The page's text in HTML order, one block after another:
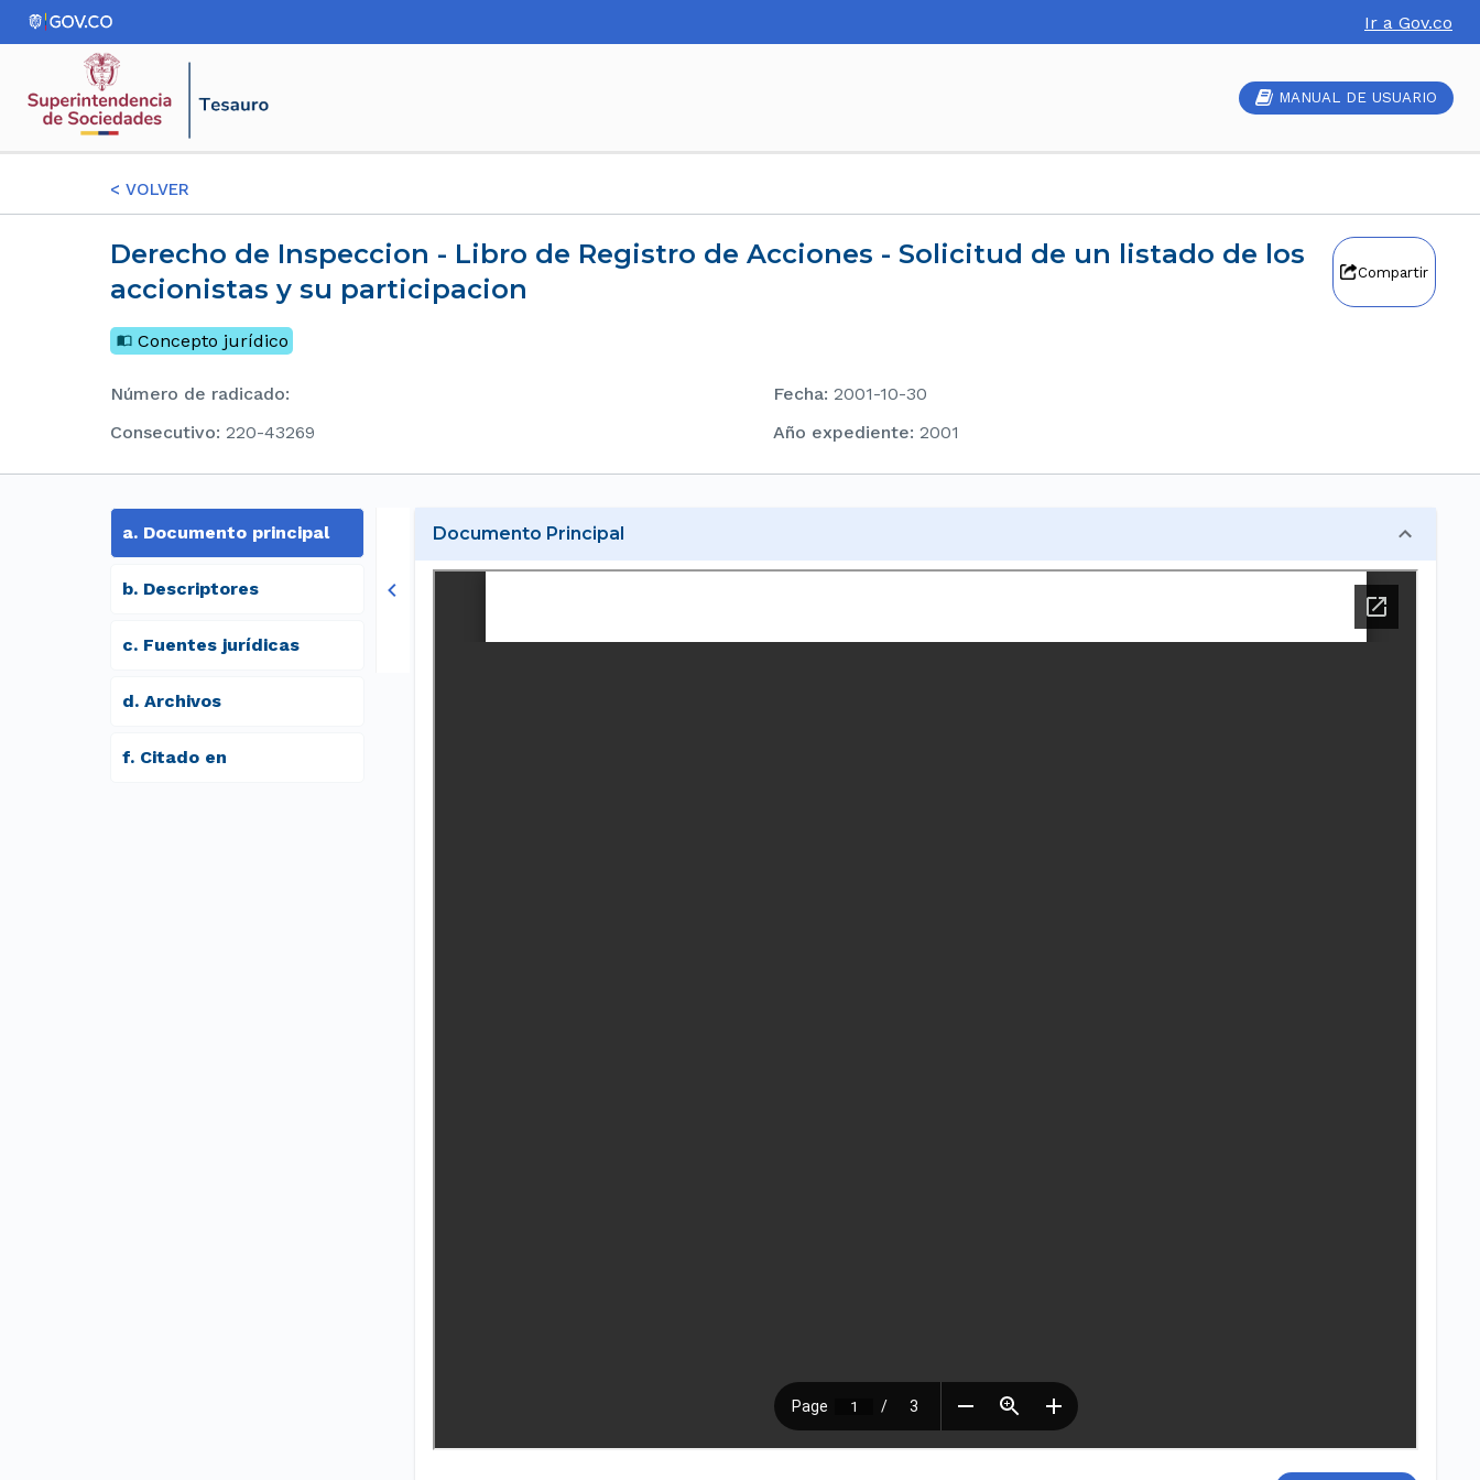
Ir a Gov.co
MANUAL DE USUARIO
< VOLVER
Derecho de Inspeccion - Libro de Registro de Acciones - Solicitud de un listado de los
accionistas y su participacion
Compartir
Concepto jurídico
Número de radicado: Fecha: 2001-10-30
consecutivo: 220-43269 Año expediente: 2001
a. Documento principal
b. Descriptores
c. Fuentes jurídicas
d. archivos
f. Citado en
Documento Principal